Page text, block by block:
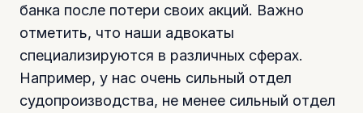
банка после потери своих акций. Важно
отметить, что наши адвокаты
специализируются в различных сферах.
Например, у нас очень сильный отдел
судопроизводства, не менее сильный отдел